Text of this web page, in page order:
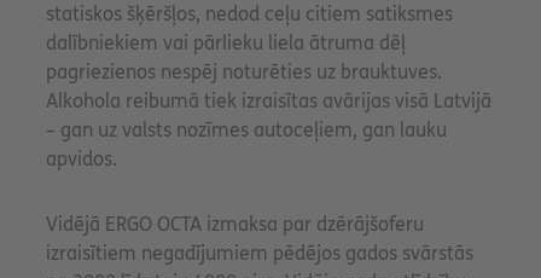
statiskos šķēršļos, nedod ceļu citiem satiksmes
dalībniekiem vai pārlieku liela ātruma dēļ
pagriezienos nespēj noturēties uz brauktuves.
Alkohola reibumā tiek izraisītas avārijas visā Latvijā
– gan uz valsts nozīmes autoceļiem, gan lauku
apvidos.
Vidējā ERGO OCTA izmaksa par dzērājšoferu
izraisītiem negadījumiem pēdējos gados svārstās